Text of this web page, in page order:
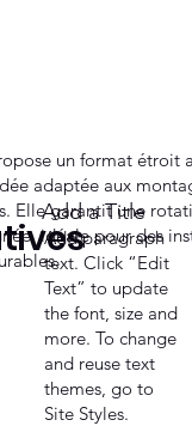
un format étroit
adaptée aux
Elle garantit une
idéale pour des
Add paragraph
text. Click “Edit
Text” to update
the font, size and
more. To change
and reuse text
themes, go to
Site Styles.
Add a Title